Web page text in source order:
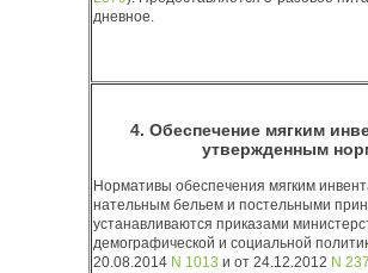
дневное.
4. Обеспечение мягким
утвержденным
Нормативы обеспечения мягким
нательным бельем и постельными
устанавливаются приказами
демографической и социальной
20.08.2014 N 1013 и от 24.12.2012 N